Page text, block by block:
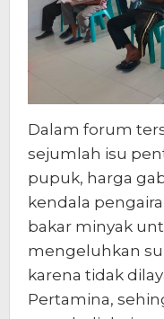
Dalam forum
sejumlah isu
pupuk, harga
kendala
bakar minyak
mengeluhkan
karena tidak
Pertamina,